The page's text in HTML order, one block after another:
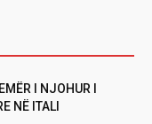
I NJOHUR I
NË ITALI